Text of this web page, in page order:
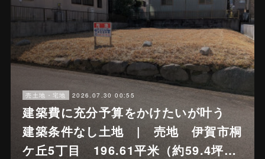
売土地・宅地 2026.07.30 00:55
建築費に充分予算をかけたいが叶う
建築条件なし土地 | 売地 伊賀市桐
ケ丘5丁目 196.61平米（約59.4坪…